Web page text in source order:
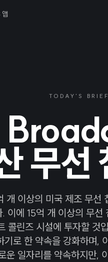
TODAY'S BRIEF
무선
개 이상의 미국 제조 무
이에 15억 개 이상의 무
콜린즈 시설에 투자할 것
로 한 약속을 강화하며,
운 일자리를 약속하지만,